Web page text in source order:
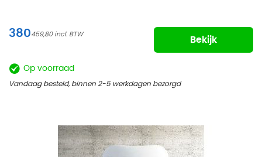
380459,80
Bekijk
Op voorraad
Vandaag besteld, binnen 2-5 werkdagen bezorgd